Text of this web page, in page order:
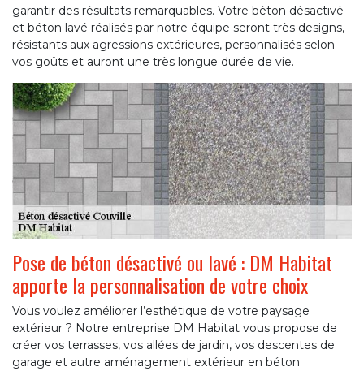
garantir des résultats remarquables. Votre béton désactivé
et béton lavé réalisés par notre équipe seront très designs,
résistants aux agressions extérieures, personnalisés selon
vos goûts et auront une très longue durée de vie.
Pose de béton désactivé ou lavé : DM Habitat
apporte la personnalisation de votre choix
Vous voulez améliorer l’esthétique de votre paysage
extérieur ? Notre entreprise DM Habitat vous propose de
créer vos terrasses, vos allées de jardin, vos descentes de
garage et autre aménagement extérieur en béton